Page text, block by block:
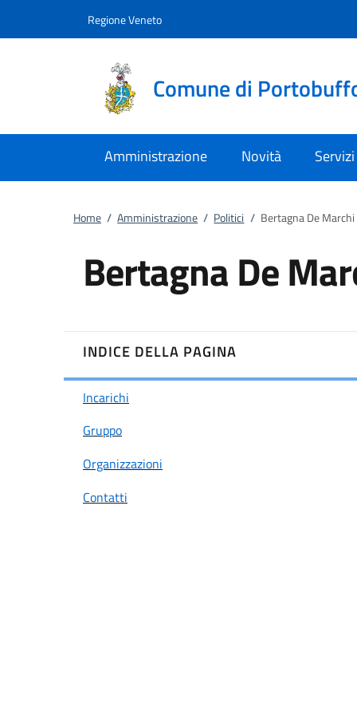
Regione Veneto
Comune di
Amministrazione Novità Servizi
Home / Amministrazione / Politici / Bertagna De
Bertagna De
INDICE DELLA PAGINA
Incarichi
Gruppo
Organizzazioni
Contatti